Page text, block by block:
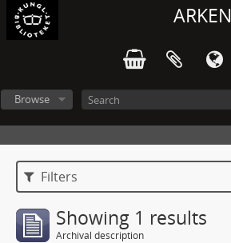
ARKEN
Browse
Filters
Showing 1 results
Archival description